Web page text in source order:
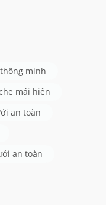
minh
mái hiên
an toàn
an toàn